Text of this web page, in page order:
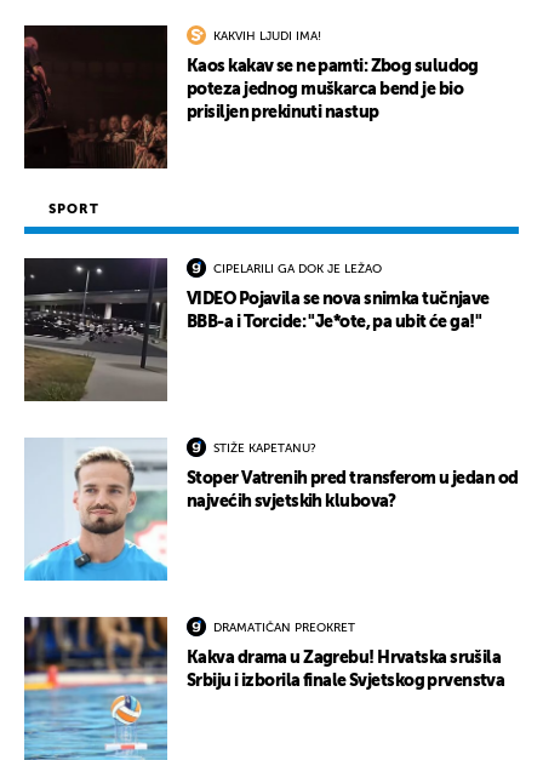
KAKVIH LJUDI IMA!
Kaos kakav se ne pamti: Zbog suludog
poteza jednog muškarca bend je bio
prisiljen prekinuti nastup
SPORT
CIPELARILI GA DOK JE LEŽAO
VIDEO Pojavila se nova snimka tučnjave
BBB-a i Torcide: "Je*ote, pa ubit će ga!"
STIŽE KAPETANU?
Stoper Vatrenih pred transferom u jedan od
najvećih svjetskih klubova?
DRAMATIČAN PREOKRET
Kakva drama u Zagrebu! Hrvatska srušila
Srbiju i izborila finale Svjetskog prvenstva